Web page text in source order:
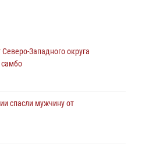
ОБЛАСТИ ЗАДЕРЖАНО 23
несовершеннолетнего
Западного округа
Западного округа
самбо
спасли мужчину от